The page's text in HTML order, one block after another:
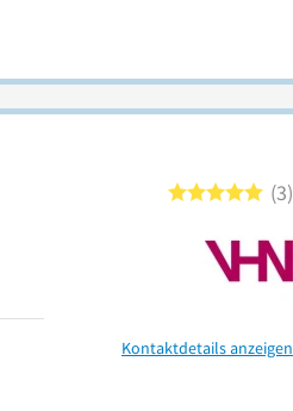
3
Kontaktdetails anzeigen